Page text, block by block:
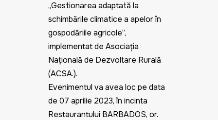
„Gestionarea adaptată la
schimbările climatice a apelor în
gospodăriile agricole”,
implementat de Asociația
Națională de Dezvoltare Rurală
(ACSA.).
Evenimentul va avea loc pe data
de 07 aprilie 2023, în incinta
Restaurantului BARBADOS, or.